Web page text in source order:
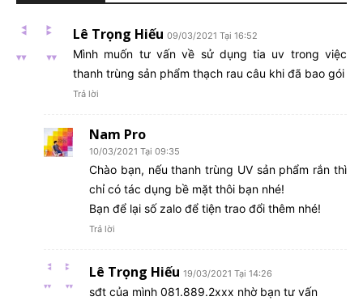
Lê Trọng Hiếu 09/03/2021 Tại 16:52
Mình muốn tư vấn về sử dụng tia uv trong việc
thanh trùng sản phẩm thạch rau câu khi đã bao gói
Trả lời
Nam Pro
10/03/2021 Tại 09:35
Chào bạn, nếu thanh trùng UV sản phẩm rắn thì
chỉ có tác dụng bề mặt thôi bạn nhé!
Bạn để lại số zalo để tiện trao đổi thêm nhé!
Trả lời
Lê Trọng Hiếu 19/03/2021 Tại 14:26
sđt của mình 081.889.2xxx nhờ bạn tư vấn